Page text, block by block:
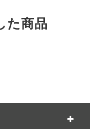
た商品